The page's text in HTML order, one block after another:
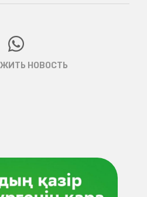
НОВОСТЬ